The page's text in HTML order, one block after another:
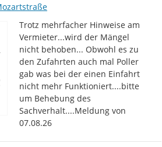
Trotz mehrfacher Hinweise am
Vermieter...wird der Mängel
nicht behoben... Obwohl es zu
den Zufahrten auch mal Poller
gab was bei der einen Einfahrt
nicht mehr Funktioniert....bitte
um Behebung des
Sachverhalt....Meldung von
07.08.26